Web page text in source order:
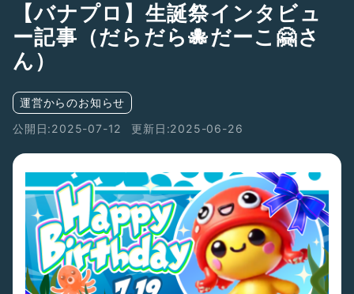
【バナプロ】生誕祭インタビュ
ー記事（だらだら🐙だーこ🤗さ
ん）
運営からのお知らせ
公開日:2025-07-12
更新日:2025-06-26